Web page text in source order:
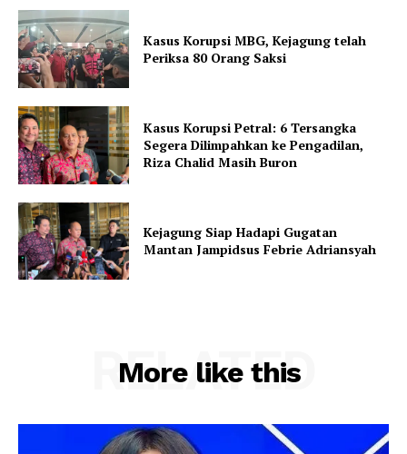
Kasus Korupsi MBG, Kejagung telah
Periksa 80 Orang Saksi
Kasus Korupsi Petral: 6 Tersangka
Segera Dilimpahkan ke Pengadilan,
Riza Chalid Masih Buron
Kejagung Siap Hadapi Gugatan
Mantan Jampidsus Febrie Adriansyah
More like this
RELATED